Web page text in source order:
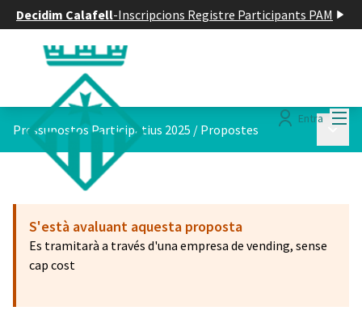
Decidim Calafell-Inscripcions Registre Participants PAM
Entra
Pressupostos Participatius 2025 / Propostes
S'està avaluant aquesta proposta
Es tramitarà a través d'una empresa de vending, sense
cap cost